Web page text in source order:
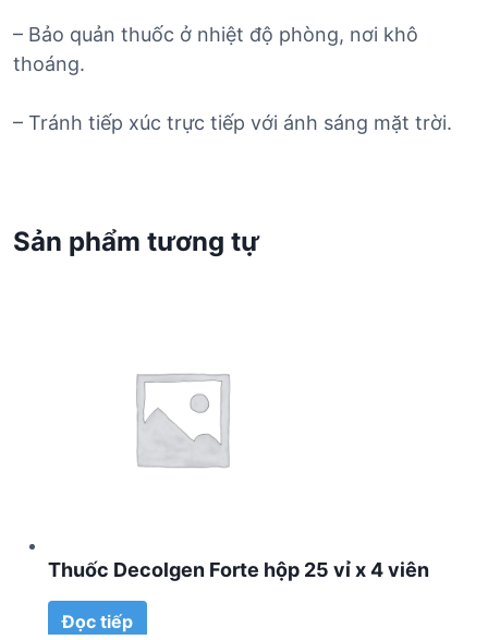
– Bảo quản thuốc ở nhiệt độ phòng, nơi khô
thoáng.
– Tránh tiếp xúc trực tiếp với ánh sáng mặt trời.
Sản phẩm tương tự
Thuốc Decolgen Forte hộp 25 vỉ x 4 viên
Đọc tiếp